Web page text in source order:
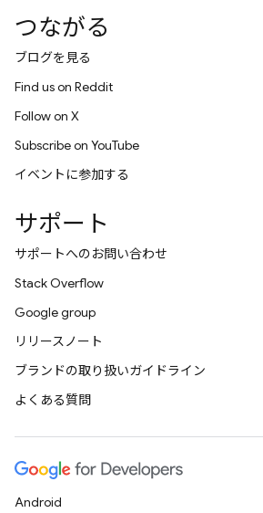
つながる
ブログを見る
Find us on Reddit
Follow on X
Subscribe on YouTube
イベントに参加する
サポート
サポートへのお問い合わせ
Stack Overflow
Google group
リリースノート
ブランドの取り扱いガイドライン
よくある質問
Android